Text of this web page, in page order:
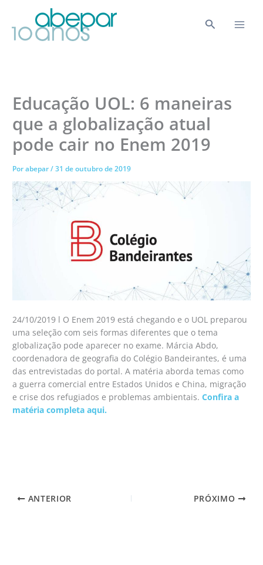
conteúdo
Pesquisar
Educação UOL: 6 maneiras
que a globalização atual
pode cair no Enem 2019
Porabepar/31 de outubro de 2019
24/10/2019 l O Enem 2019 está chegando e o UOL preparou
uma seleção com seis formas diferentes que o tema
globalização pode aparecer no exame. Márcia Abdo,
coordenadora de geografia do Colégio Bandeirantes, é uma
das entrevistadas do portal. A matéria aborda temas como
a guerra comercial entre Estados Unidos e China, migração
e crise dos refugiados e problemas ambientais.Confira a
matéria completa aqui.
ANTERIOR PRÓXIMO